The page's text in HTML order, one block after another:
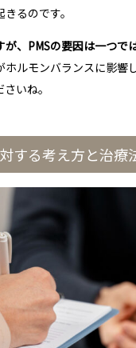
るのです。
、PMSの要因は一つで
ホルモンバランスに影響
いね。
する考え方と治療